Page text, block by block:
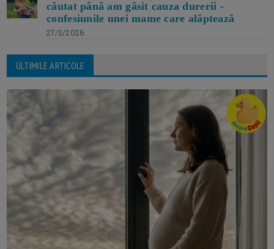
căutat până am găsit cauza durerii -
confesiunile unei mame care alăptează
27/3/2026
ULTIMILE ARTICOLE